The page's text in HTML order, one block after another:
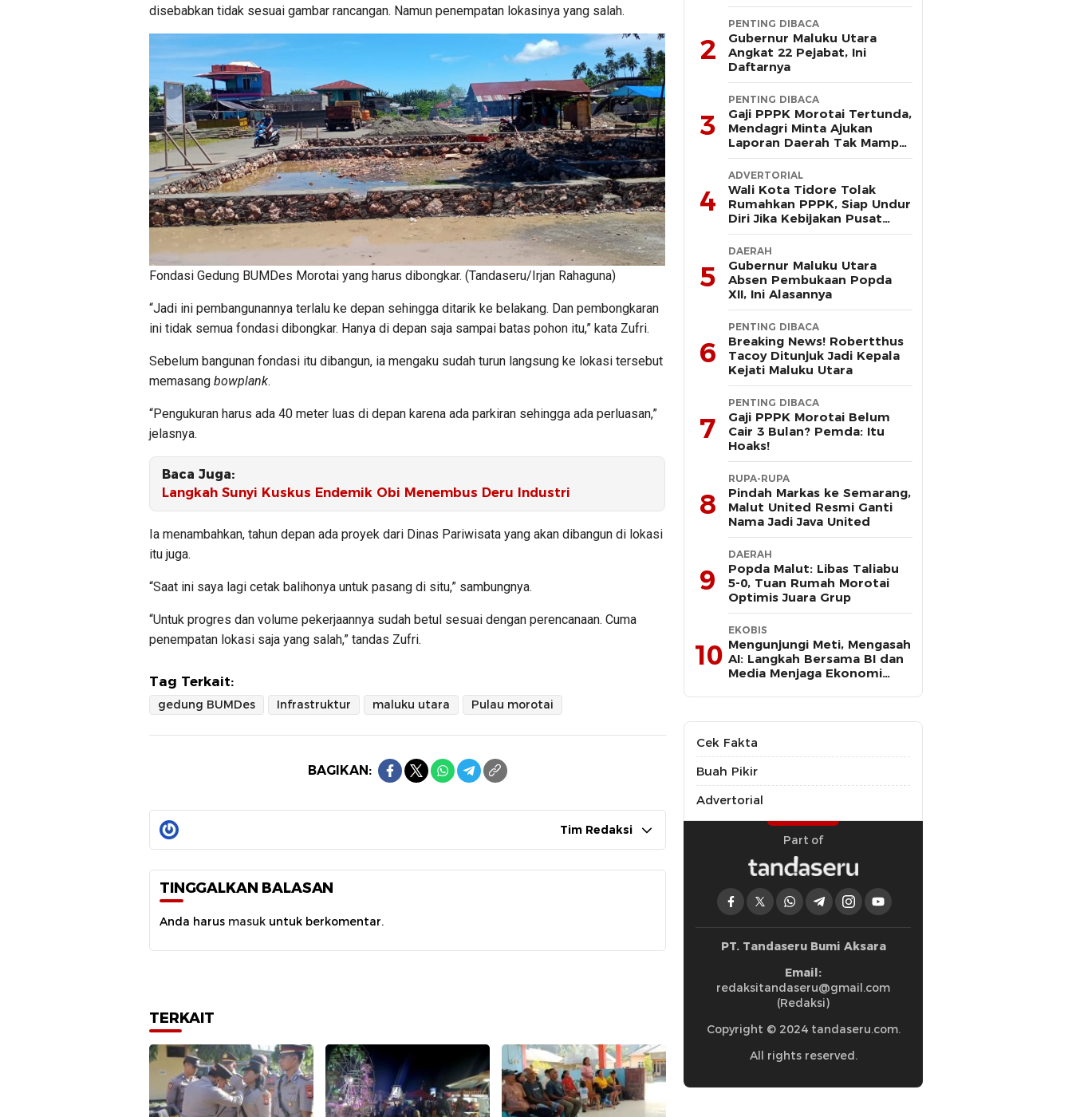
disebabkan tidak sesuai gambar rancangan. Namun penempatan lokasinya yang salah.
Fondasi Gedung BUMDes Morotai yang harus dibongkar. (Tandaseru/Irjan Rahaguna)
“Jadi ini pembangunannya terlalu ke depan sehingga ditarik ke belakang. Dan pembongkaran
ini tidak semua fondasi dibongkar. Hanya di depan saja sampai batas pohon itu,” kata Zufri.
Sebelum bangunan fondasi itu dibangun, ia mengaku sudah turun langsung ke lokasi tersebut
memasang bowplank.
“Pengukuran harus ada 40 meter luas di depan karena ada parkiran sehingga ada perluasan,”
jelasnya.
Baca Juga:
Langkah Sunyi Kuskus Endemik Obi Menembus Deru Industri
Ia menambahkan, tahun depan ada proyek dari Dinas Pariwisata yang akan dibangun di lokasi
itu juga.
“Saat ini saya lagi cetak balihonya untuk pasang di situ,” sambungnya.
“Untuk progres dan volume pekerjaannya sudah betul sesuai dengan perencanaan. Cuma
penempatan lokasi saja yang salah,” tandas Zufri.
Tag Terkait:
gedung BUMDes Infrastruktur maluku utara Pulau morotai
BAGIKAN:
Tim Redaksi
TINGGALKAN BALASAN
Anda harus masuk untuk berkomentar.
TERKAIT
2
PENTING DIBACA
Gubernur Maluku Utara
Angkat 22 Pejabat, Ini
Daftarnya
3
PENTING DIBACA
Gaji PPPK Morotai Tertunda,
Mendagri Minta Ajukan
Laporan Daerah Tak Mampu
Bayar Pegawai
4
ADVERTORIAL
Wali Kota Tidore Tolak
Rumahkan PPPK, Siap Undur
Diri Jika Kebijakan Pusat
Korbankan Ribuan Pegawai
5
DAERAH
Gubernur Maluku Utara
Absen Pembukaan Popda
XII, Ini Alasannya
6
PENTING DIBACA
Breaking News! Robertthus
Tacoy Ditunjuk Jadi Kepala
Kejati Maluku Utara
7
PENTING DIBACA
Gaji PPPK Morotai Belum
Cair 3 Bulan? Pemda: Itu
Hoaks!
8
RUPA-RUPA
Pindah Markas ke Semarang,
Malut United Resmi Ganti
Nama Jadi Java United
9
DAERAH
Popda Malut: Libas Taliabu
5-0, Tuan Rumah Morotai
Optimis Juara Grup
10
EKOBIS
Mengunjungi Meti, Mengasah
AI: Langkah Bersama BI dan
Media Menjaga Ekonomi
Cek Fakta
Buah Pikir
Advertorial
Part of
PT. Tandaseru Bumi Aksara
Email:
redaksitandaseru@gmail.com
(Redaksi)
Copyright © 2024 tandaseru.com.
All rights reserved.